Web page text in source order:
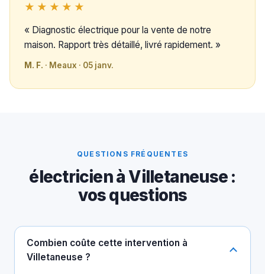
★★★★★
« Diagnostic électrique pour la vente de notre
maison. Rapport très détaillé, livré rapidement. »
M. F. · Meaux · 05 janv.
QUESTIONS FRÉQUENTES
électricien à Villetaneuse :
vos questions
Combien coûte cette intervention à
Villetaneuse ?